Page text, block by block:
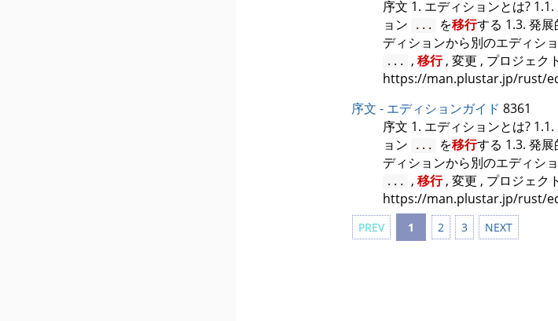
序文 1. エディションとは?
ョン
... を移行する 1.3. 発展
ディションから別のエディシ
... ,移行, 変更 , プロジェク
https://man.plustar.jp/rust/
序文 - エディションガイド 8361
序文 1. エディションとは?
ョン
... を移行する 1.3. 発展
ディションから別のエディシ
... ,移行, 変更 , プロジェク
https://man.plustar.jp/rust/
PREV 1 2 3 NEXT